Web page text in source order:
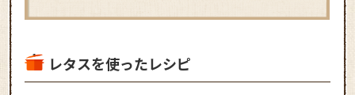
レタスを使ったレシピ